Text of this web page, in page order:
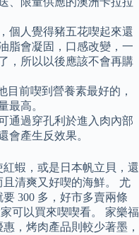
個人覺得豬五花喫起來還
脂會凝固，口感改變，一
，所以以後應該不會再購
目前喫到營養素最好的，
最高。
通過穿孔利於進入肉內部
會產生反效果。
蝦，或是日本帆立貝，還
清爽又好喫的海鮮。 尤
300 多，好市多賣兩條
可以買來喫喫看。 家樂福
，烤肉產品則較少著墨，